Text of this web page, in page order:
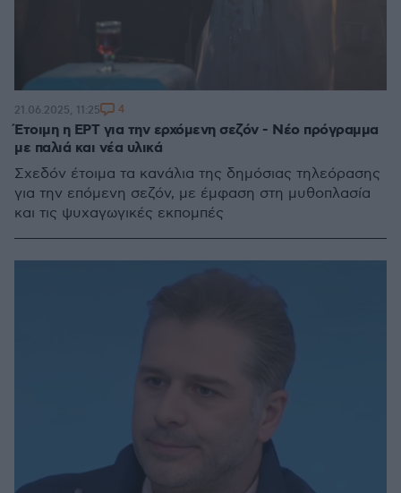
Έτοιμη η ΕΡΤ για την ερχόμενη σεζόν - Νέο πρόγραμμα
με παλιά και νέα υλικά
Σχεδόν έτοιμα τα κανάλια της δημόσιας τηλεόρασης
για την επόμενη σεζόν, με έμφαση στη μυθοπλασία
και τις ψυχαγωγικές εκπομπές
21.06.2025, 11:25 4